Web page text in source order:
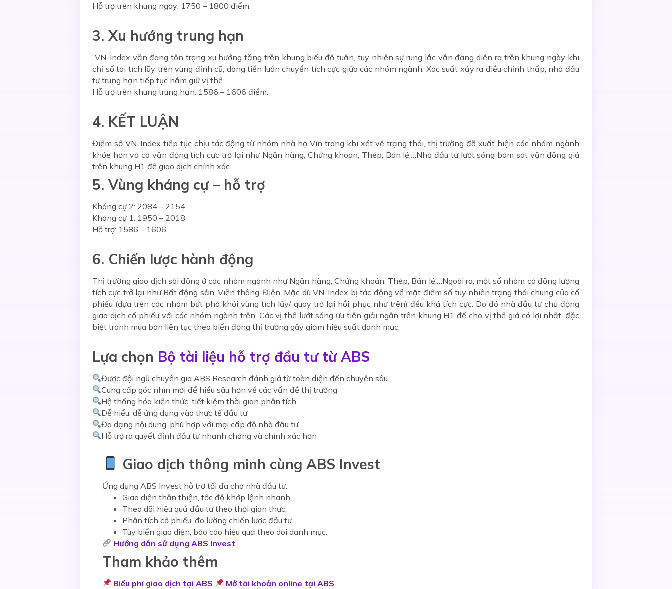
Hỗ trợ trên khung ngày: 1750 – 1800 điểm.
3. Xu hướng trung hạn
VN-Index vẫn đang tôn trọng xu hướng tăng trên khung biểu đồ tuần, tuy nhiên sự rung lắc vẫn đang diễn ra trên khung ngày khi
chỉ số tái tích lũy trên vùng đỉnh cũ, dòng tiền luân chuyển tích cực giữa các nhóm ngành. Xác suất xảy ra điều chỉnh thấp, nhà đầu
tư trung hạn tiếp tục nắm giữ vị thế.
Hỗ trợ trên khung trung hạn: 1586 – 1606 điểm.
4. KẾT LUẬN
Điểm số VN-Index tiếp tục chịu tác động từ nhóm nhà họ Vin trong khi xét về trạng thái, thị trường đã xuất hiện các nhóm ngành
khỏe hơn và có vận động tích cực trở lại như Ngân hàng, Chứng khoán, Thép, Bán lẻ,…Nhà đầu tư lướt sóng bám sát vận động giá
trên khung H1 để giao dịch chính xác.
5. Vùng kháng cự – hỗ trợ
Kháng cự 2: 2084 – 2154
Kháng cự 1: 1950 – 2018
Hỗ trợ: 1586 – 1606
6. Chiến lược hành động
Thị trường giao dịch sôi động ở các nhóm ngành như Ngân hàng, Chứng khoán, Thép, Bán lẻ,…Ngoài ra, một số nhóm có động lượng
tích cực trở lại như Bất động sản, Viễn thông, Điện. Mặc dù VN-Index bị tác động về mặt điểm số tuy nhiên trạng thái chung của cổ
phiếu (dựa trên các nhóm bứt phá khỏi vùng tích lũy/ quay trở lại hồi phục như trên) đều khá tích cực. Do đó nhà đầu tư chủ động
giao dịch cổ phiếu với các nhóm ngành trên. Các vị thế lướt sóng ưu tiên giải ngân trên khung H1 để cho vị thế giá có lợi nhất, đặc
biệt tránh mua bán liên tục theo biến động thị trường gây giảm hiệu suất danh mục.
Lựa chọn Bộ tài liệu hỗ trợ đầu tư từ ABS
Được đội ngũ chuyên gia ABS Research đánh giá từ toàn diện đến chuyên sâu
Cung cấp góc nhìn mới để hiểu sâu hơn về các vấn đề thị trường
Hệ thống hóa kiến thức, tiết kiệm thời gian phân tích
Dễ hiểu, dễ ứng dụng vào thực tế đầu tư
Đa dạng nội dung, phù hợp với mọi cấp độ nhà đầu tư
Hỗ trợ ra quyết định đầu tư nhanh chóng và chính xác hơn
Giao dịch thông minh cùng ABS Invest
Ứng dụng ABS Invest hỗ trợ tối đa cho nhà đầu tư:
Giao diện thân thiện, tốc độ khớp lệnh nhanh.
Theo dõi hiệu quả đầu tư theo thời gian thực.
Phân tích cổ phiếu, đo lường chiến lược đầu tư.
Tùy biến giao diện, báo cáo hiệu quả theo dõi danh mục.
Hướng dẫn sử dụng ABS Invest
Tham khảo thêm
Biểu phí giao dịch tại ABS Mở tài khoản online tại ABS